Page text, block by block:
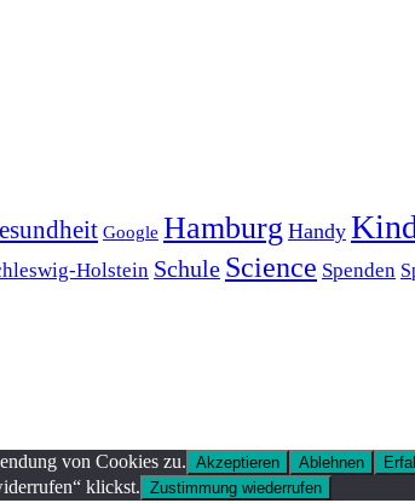
Google Hamburg Handy
Holstein Schule Science Spenden
von Cookies zu. Akzeptieren Ablehnen
klickst. Zustimmung wiederrufen